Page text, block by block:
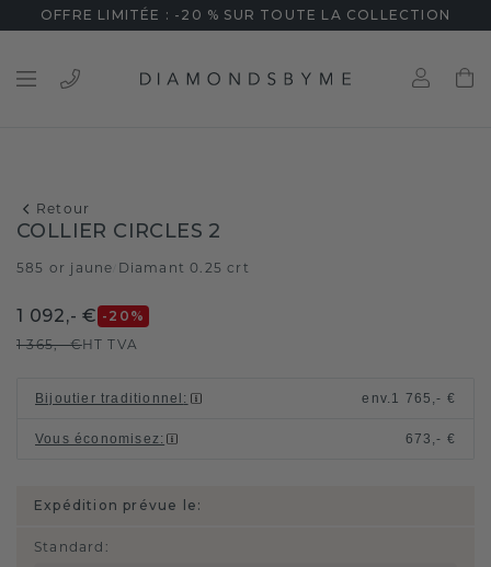
OFFRE LIMITÉE : -20 % SUR TOUTE LA COLLECTION
Retour
COLLIER CIRCLES 2
585 or jaune Diamant 0.25 crt
1 092,- € -20 %
1 365,- €HT TVA
Bijoutier traditionnel : env. 1 765,- €
Vous économisez: 673,- €
Expédition prévue le:
Standard :